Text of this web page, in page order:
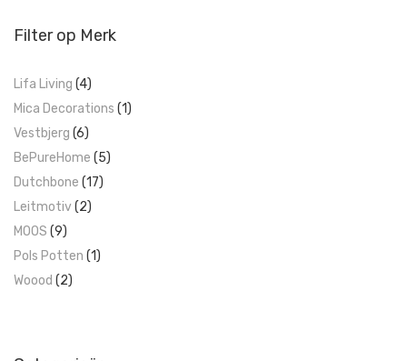
Filter op Merk
Lifa Living (4)
Mica Decorations (1)
Vestbjerg (6)
BePureHome (5)
Dutchbone (17)
Leitmotiv(2)
MOOS (9)
Pols Potten (1)
Woood (2)